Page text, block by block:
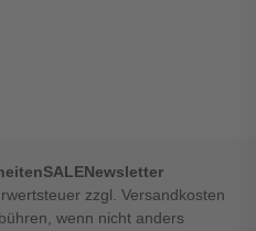
SALENewsletter
zzgl. Versandkosten
wenn nicht anders